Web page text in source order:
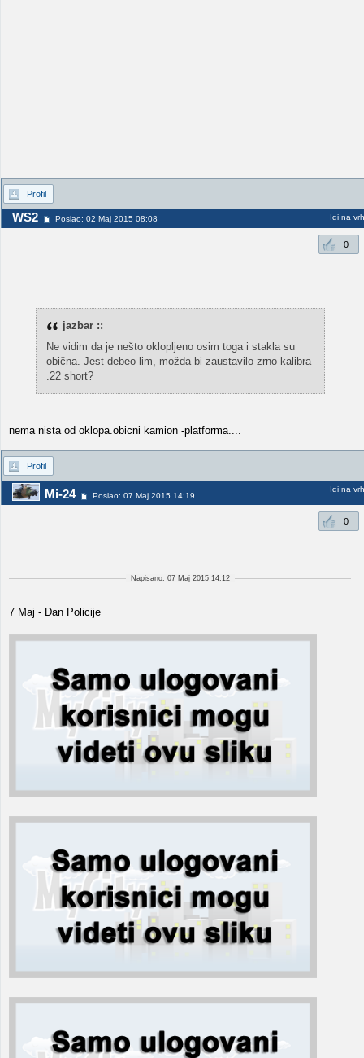
Profil
WS2 Poslao: 02 Maj 2015 08:08 Idi na vrh
0
jazbar ::
Ne vidim da je nešto oklopljeno osim toga i stakla su
obična. Jest debeo lim, možda bi zaustavilo zrno kalibra
.22 short?
nema nista od oklopa.obicni kamion -platforma....
Profil
Mi-24 Poslao: 07 Maj 2015 14:19
Idi na vrh
0
Napisano: 07 Maj 2015 14:12
7 Maj - Dan Policije